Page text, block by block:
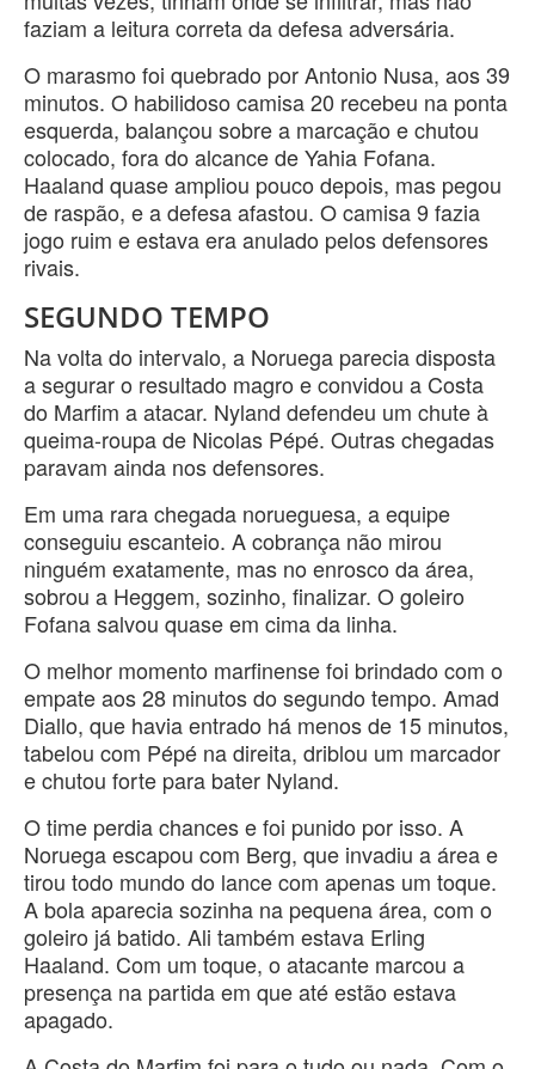
faziam a leitura correta da defesa adversária.
O marasmo foi quebrado por Antonio Nusa, aos 39
minutos. O habilidoso camisa 20 recebeu na ponta
esquerda, balançou sobre a marcação e chutou
colocado, fora do alcance de Yahia Fofana.
Haaland quase ampliou pouco depois, mas pegou
de raspão, e a defesa afastou. O camisa 9 fazia
jogo ruim e estava era anulado pelos defensores
rivais.
SEGUNDO TEMPO
Na volta do intervalo, a Noruega parecia disposta
a segurar o resultado magro e convidou a Costa
do Marfim a atacar. Nyland defendeu um chute à
queima-roupa de Nicolas Pépé. Outras chegadas
paravam ainda nos defensores.
Em uma rara chegada norueguesa, a equipe
conseguiu escanteio. A cobrança não mirou
ninguém exatamente, mas no enrosco da área,
sobrou a Heggem, sozinho, finalizar. O goleiro
Fofana salvou quase em cima da linha.
O melhor momento marfinense foi brindado com o
empate aos 28 minutos do segundo tempo. Amad
Diallo, que havia entrado há menos de 15 minutos,
tabelou com Pépé na direita, driblou um marcador
e chutou forte para bater Nyland.
O time perdia chances e foi punido por isso. A
Noruega escapou com Berg, que invadiu a área e
tirou todo mundo do lance com apenas um toque.
A bola aparecia sozinha na pequena área, com o
goleiro já batido. Ali também estava Erling
Haaland. Com um toque, o atacante marcou a
presença na partida em que até estão estava
apagado.